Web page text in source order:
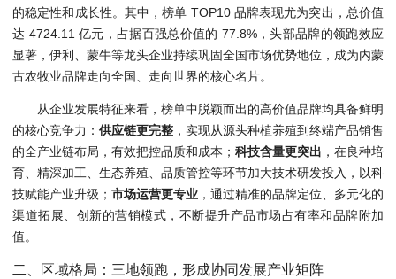
的稳定性和成长性。其中，榜单 TOP10 品牌表现尤为突出，总价值
达 4724.11 亿元，占据百强总价值的 77.8%，头部品牌的领跑效应
显著，伊利、蒙牛等龙头企业持续巩固全国市场优势地位，成为内蒙
古农牧业品牌走向全国、走向世界的核心名片。
从企业发展特征来看，榜单中脱颖而出的高价值品牌均具备鲜明
的核心竞争力： 供应链更完整 ，实现从源头种植养殖到终端产品销售
的全产业链布局，有效把控品质和成本； 科技含量更突出 ，在良种培
育、精深加工、生态养殖、品质管控等环节加大技术研发投入，以科
技赋能产业升级； 市场运营更专业 ，通过精准的品牌定位、多元化的
渠道拓展、创新的营销模式，不断提升产品市场占有率和品牌附加
值。
二、区域格局：三地领跑，形成协同发展产业矩阵